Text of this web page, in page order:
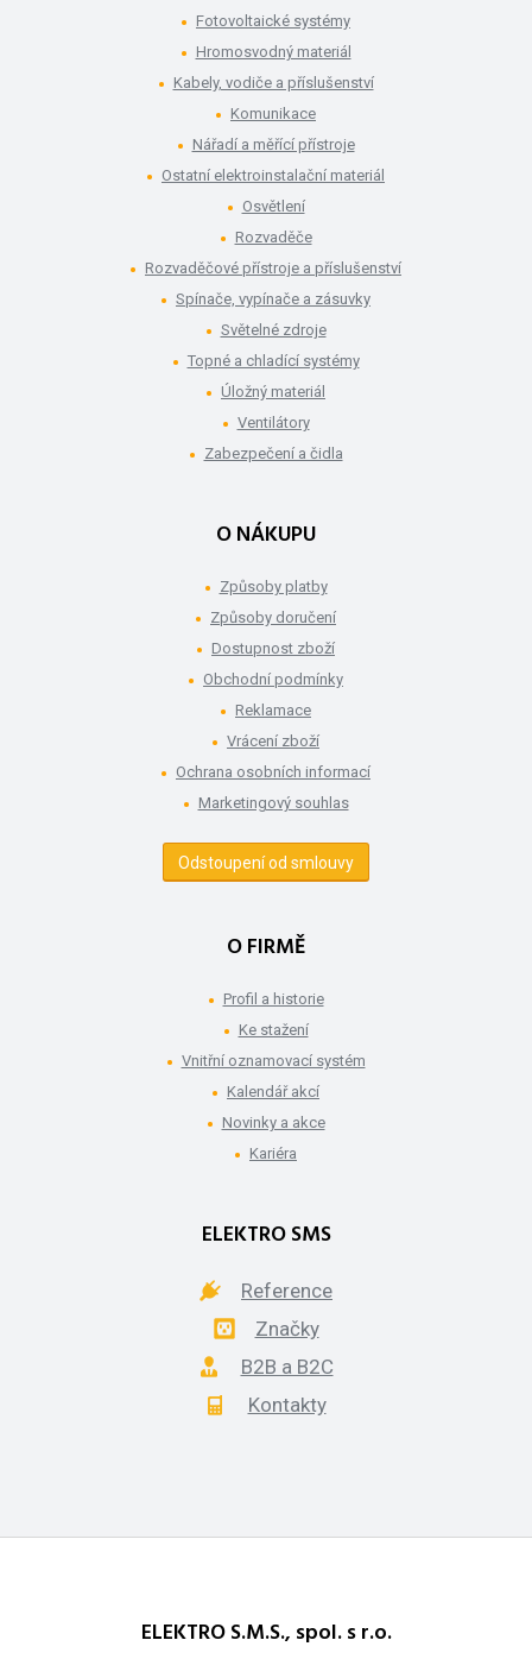
Fotovoltaické systémy
Hromosvodný materiál
Kabely, vodiče a příslušenství
Komunikace
Nářadí a měřící přístroje
Ostatní elektroinstalační materiál
Osvětlení
Rozvaděče
Rozvaděčové přístroje a příslušenství
Spínače, vypínače a zásuvky
Světelné zdroje
Topné a chladící systémy
Úložný materiál
Ventilátory
Zabezpečení a čidla
O NÁKUPU
Způsoby platby
Způsoby doručení
Dostupnost zboží
Obchodní podmínky
Reklamace
Vrácení zboží
Ochrana osobních informací
Marketingový souhlas
Odstoupení od smlouvy
O FIRMĚ
Profil a historie
Ke stažení
Vnitřní oznamovací systém
Kalendář akcí
Novinky a akce
Kariéra
ELEKTRO SMS
Reference
Značky
B2B a B2C
Kontakty
ELEKTRO S.M.S., spol. s r.o.